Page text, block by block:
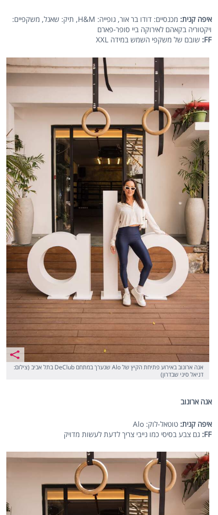
איפה קנית:
מכנסיים: דודו בר אור, גופייה: H&M, תיק: שאנל, משקפיים:
ויקטוריה בקאהם לאירוקה ביי סופר-פארם
FF
: שובם של משקפי השמש במידה XXL
אנה ארונוב באירוע פתיחת הקיץ של Alo שנערך במתחם DeClub בתל אביב (צילום:
דניאל סיני שבדרון)
אנה ארונוב
איפה קנית: טוטאל-לוק: Alo
FF
: גם צבע בסיסי כמו נייבי צריך לדעת לעשות מדויק